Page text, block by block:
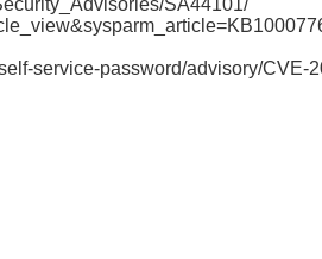
SA44101/
service-password/advisory/CVE-